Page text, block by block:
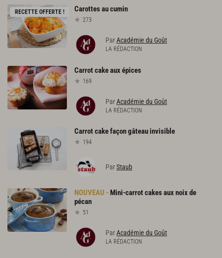
RECETTE OFFERTE ! Carottesaucumin
273
ParAcadémie du Goût
LA RÉDACTION
Carrotcakeauxépices
169
ParAcadémie du Goût
LA RÉDACTION
Carrotcakefaçongâteau invisible
194
ParStaub
Mini-carrotcakesauxnoixde
pécan
51
ParAcadémie du Goût
LA RÉDACTION